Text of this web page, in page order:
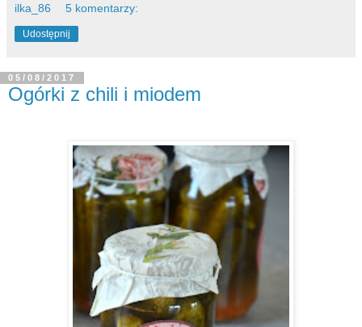
ilka_86 5 komentarzy:
Udostępnij
05/08/2017
Ogórki z chili i miodem